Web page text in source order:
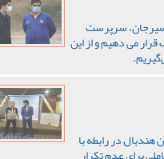
سیرجان، سرپرست
می دهیم و از این
در رابطه با